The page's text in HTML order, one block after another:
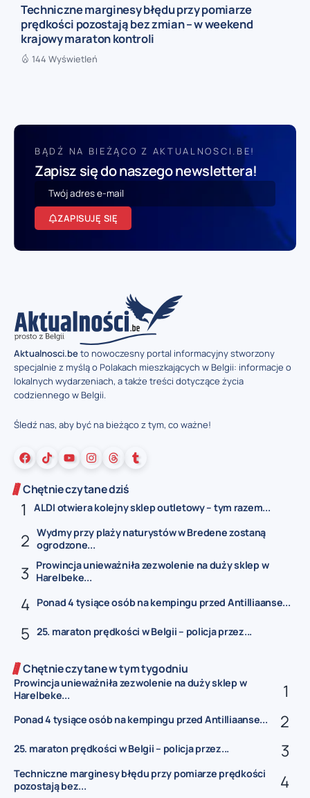
Techniczne marginesy błędu przy pomiarze
prędkości pozostają bez zmian – w weekend
krajowy maraton kontroli
144 Wyświetleń
BĄDŹ NA BIEŻĄCO Z AKTUALNOSCI.BE!
Zapisz się do naszego newslettera!
ZAPISUJĘ SIĘ
Aktualnosci.beto nowoczesny portal informacyjny stworzony
specjalnie z myślą o Polakach mieszkających w Belgii: informacje o
lokalnych wydarzeniach, a także treści dotyczące życia
codziennego w Belgii.
Śledź nas, aby być na bieżąco z tym, co ważne!
Chętnie czytane dziś
ALDI otwiera kolejny sklep outletowy – tym razem...
Wydmy przy plaży naturystów w Bredene zostaną
ogrodzone...
Prowincja unieważniła zezwolenie na duży sklep w
Harelbeke...
Ponad 4 tysiące osób na kempingu przed Antilliaanse...
25. maraton prędkości w Belgii – policja przez...
Chętnie czytane w tym tygodniu
Prowincja unieważniła zezwolenie na duży sklep w
Harelbeke...
Ponad 4 tysiące osób na kempingu przed Antilliaanse...
25. maraton prędkości w Belgii – policja przez...
Techniczne marginesy błędu przy pomiarze prędkości
pozostają bez...